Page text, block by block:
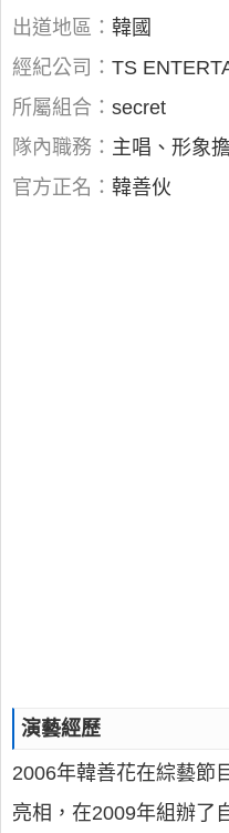
出道地區： 韓國
經紀公司： TS
所屬組合： secret
隊內職務： 主唱、形象
官方正名： 韓善伙
演藝經歷
2006年韓善花在綜藝節
亮相，在2009年組辦了